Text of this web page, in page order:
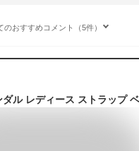
のおすすめコメント（5件）